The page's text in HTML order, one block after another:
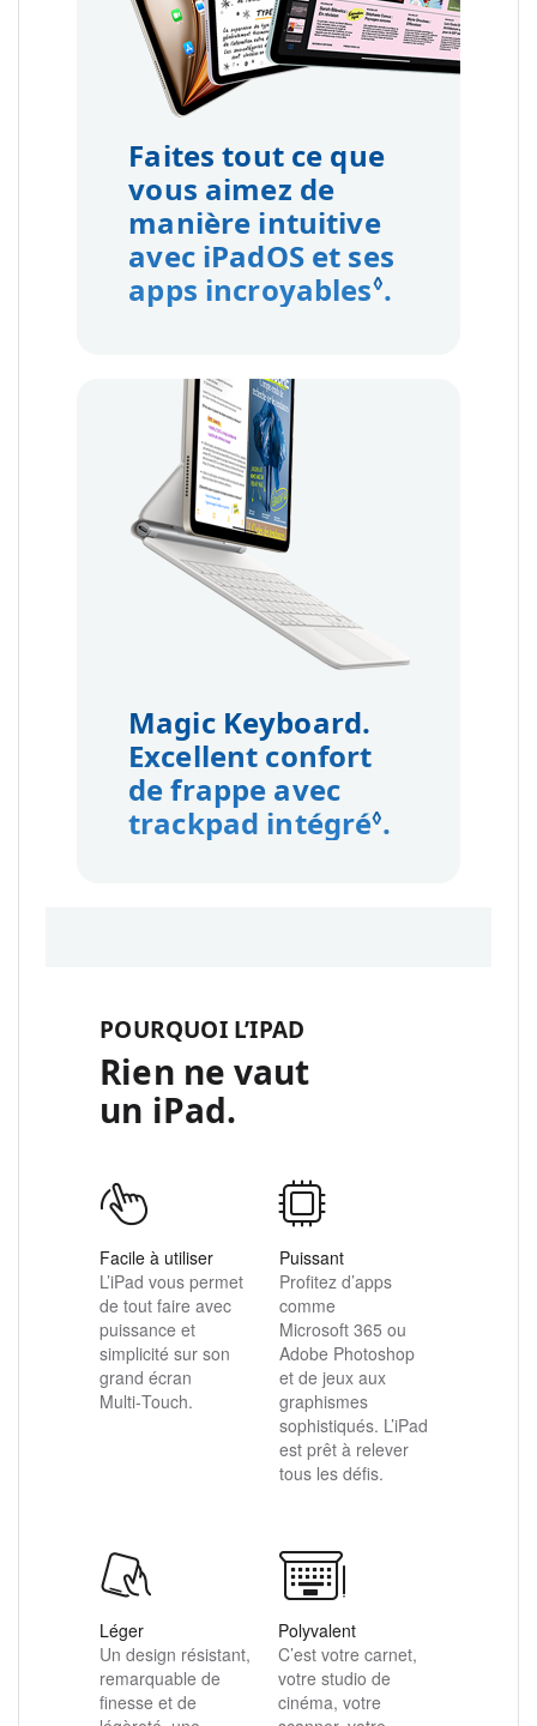
Faites tout ce que
vous aimez de
manière intuitive
avec iPadOS et ses
apps incroyables◊Renvoi
.
Magic Keyboard.
Excellent confort
de frappe avec
trackpad intégré◊Renvoi
.
POURQUOI L’IPAD
Rien ne vaut
un iPad.
Facile à utiliser
L’iPad vous permet
de tout faire avec
puissance et
simplicité sur son
grand écran
Multi‑Touch.
Puissant
Profitez d’apps
comme
Microsoft 365 ou
Adobe Photoshop
et de jeux aux
graphismes
sophistiqués. L’iPad
est prêt à relever
tous les défis.
Léger
Un design résistant,
remarquable de
finesse et de
Polyvalent
C’est votre carnet,
votre studio de
cinéma, votre